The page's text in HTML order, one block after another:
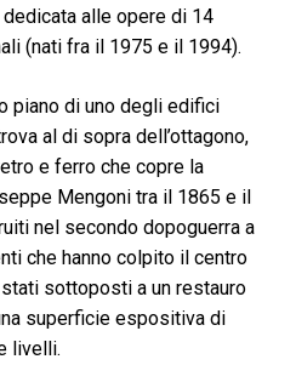
dedicata alle opere di 14
(nati fra il 1975 e il 1994).
piano di uno degli edifici
al di sopra dell’ottagono,
e ferro che copre la
Mengoni tra il 1865 e il
nel secondo dopoguerra a
che hanno colpito il centro
sottoposti a un restauro
superficie espositiva di
livelli.